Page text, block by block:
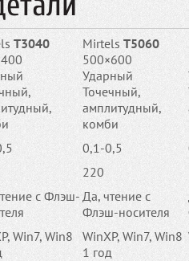
Т3040 Mirtels Т5060
500×600
Ударный
Точечный,
амплитудный,
комби
0,1-0,5
220
с Флэш-Да, чтение с
Флэш-носителя
Win7, Win8 WinXP, Win7, Win8
1 год